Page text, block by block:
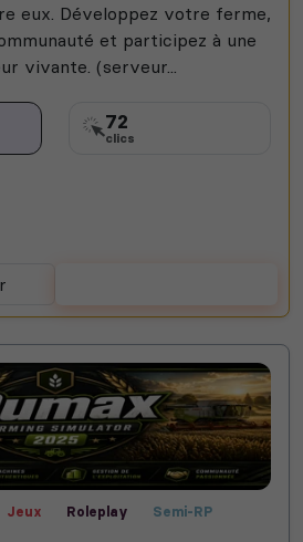
eux. Développez votre ferme,
et participez à une
vivante. (serveur...
72
clics
Jeux Roleplay Semi-RP